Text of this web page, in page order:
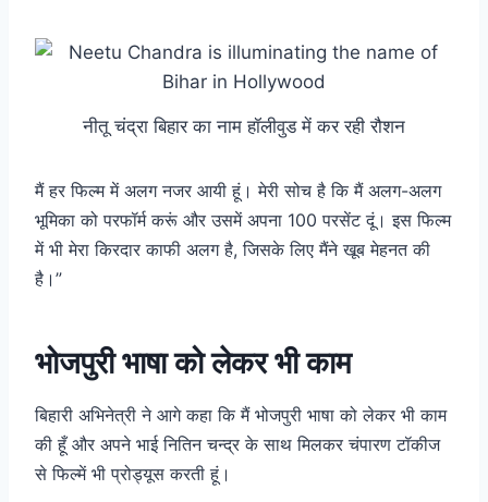
नीतू चंद्रा बिहार का नाम हॉलीवुड में कर रही रौशन
मैं हर फिल्म में अलग नजर आयी हूं। मेरी सोच है कि मैं अलग-अलग
भूमिका को परफॉर्म करूं और उसमें अपना 100 परसेंट दूं। इस फिल्म
में भी मेरा किरदार काफी अलग है, जिसके लिए मैंने खूब मेहनत की
है।”
भोजपुरी भाषा को लेकर भी काम
बिहारी अभिनेत्री ने आगे कहा कि मैं भोजपुरी भाषा को लेकर भी काम
की हूँ और अपने भाई नितिन चन्द्र के साथ मिलकर चंपारण टॉकीज
से फिल्में भी प्रोड्यूस करती हूं।